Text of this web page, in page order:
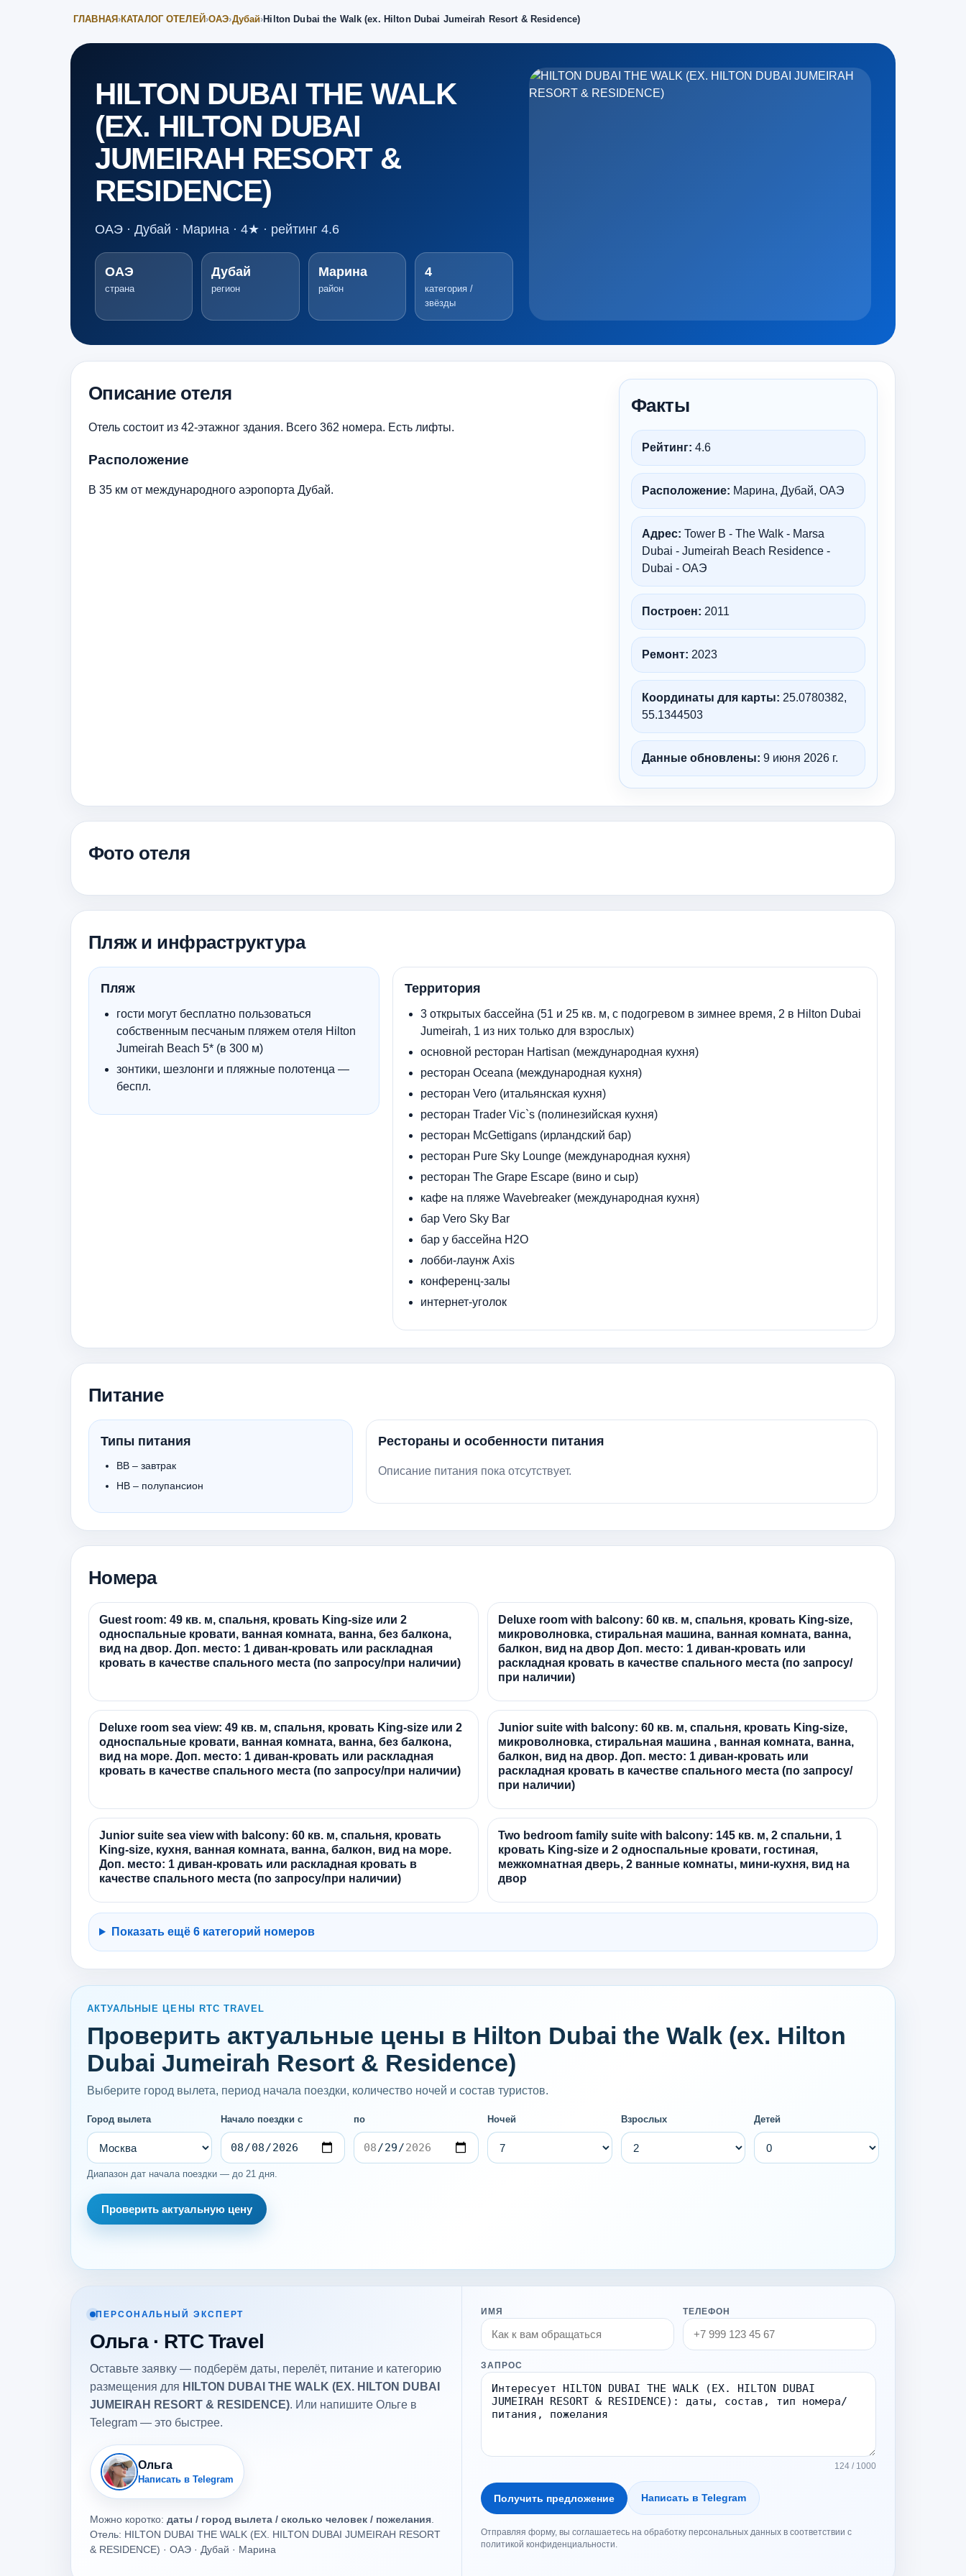
ГЛАВНАЯ ›КАТАЛОГ ОТЕЛЕЙ ›ОАЭ›Дубай›Hilton Dubai the Walk (ex. Hilton Dubai Jumeirah Resort & Residence)
HILTON DUBAI THE WALK
(EX. HILTON DUBAI
JUMEIRAH RESORT &
RESIDENCE)
ОАЭ · Дубай · Марина · 4★ · рейтинг 4.6
ОАЭ
страна
Дубай
регион
Марина
район
4
категория /
звёзды
Описание отеля
Отель состоит из 42-этажног здания. Всего 362 номера. Есть лифты.
Расположение
В 35 км от международного аэропорта Дубай.
Факты
Рейтинг: 4.6
Расположение: Марина, Дубай, ОАЭ
Адрес: Tower B - The Walk - Marsa
Dubai - Jumeirah Beach Residence -
Dubai - ОАЭ
Построен: 2011
Ремонт: 2023
Координаты для карты: 25.0780382,
55.1344503
Данные обновлены: 9 июня 2026 г.
Фото отеля
Пляж и инфраструктура
Пляж
гости могут бесплатно пользоваться
собственным песчаным пляжем отеля Hilton
Jumeirah Beach 5* (в 300 м)
зонтики, шезлонги и пляжные полотенца —
беспл.
Территория
3 открытых бассейна (51 и 25 кв. м, с подогревом в зимнее время, 2 в Hilton Dubai
Jumeirah, 1 из них только для взрослых)
основной ресторан Hartisan (международная кухня)
ресторан Oceana (международная кухня)
ресторан Vero (итальянская кухня)
ресторан Trader Vic`s (полинезийская кухня)
ресторан McGettigans (ирландский бар)
ресторан Pure Sky Lounge (международная кухня)
ресторан The Grape Escape (вино и сыр)
кафе на пляже Wavebreaker (международная кухня)
бар Vero Sky Bar
бар у бассейна H2O
лобби-лаунж Axis
конференц-залы
интернет-уголок
Питание
Типы питания
BB – завтрак
HB – полупансион
Рестораны и особенности питания
Описание питания пока отсутствует.
Номера
Guest room: 49 кв. м, спальня, кровать King-size или 2
односпальные кровати, ванная комната, ванна, без балкона,
вид на двор. Доп. место: 1 диван-кровать или раскладная
кровать в качестве спального места (по запросу/при наличии)
Deluxe room with balcony: 60 кв. м, спальня, кровать King-size,
микроволновка, стиральная машина, ванная комната, ванна,
балкон, вид на двор Доп. место: 1 диван-кровать или
раскладная кровать в качестве спального места (по запросу/
при наличии)
Deluxe room sea view: 49 кв. м, спальня, кровать King-size или 2
односпальные кровати, ванная комната, ванна, без балкона,
вид на море. Доп. место: 1 диван-кровать или раскладная
кровать в качестве спального места (по запросу/при наличии)
Junior suite with balcony: 60 кв. м, спальня, кровать King-size,
микроволновка, стиральная машина , ванная комната, ванна,
балкон, вид на двор. Доп. место: 1 диван-кровать или
раскладная кровать в качестве спального места (по запросу/
при наличии)
Junior suite sea view with balcony: 60 кв. м, спальня, кровать
King-size, кухня, ванная комната, ванна, балкон, вид на море.
Доп. место: 1 диван-кровать или раскладная кровать в
качестве спального места (по запросу/при наличии)
Two bedroom family suite with balcony: 145 кв. м, 2 спальни, 1
кровать King-size и 2 односпальные кровати, гостиная,
межкомнатная дверь, 2 ванные комнаты, мини-кухня, вид на
двор
Показать ещё 6 категорий номеров
АКТУАЛЬНЫЕ ЦЕНЫ RTC TRAVEL
Проверить актуальные цены в Hilton Dubai the Walk (ex. Hilton
Dubai Jumeirah Resort & Residence)
Выберите город вылета, период начала поездки, количество ночей и состав туристов.
Город вылета Начало поездки с по Ночей Взрослых Детей
Диапазон дат начала поездки — до 21 дня.
Проверить актуальную цену
ПЕРСОНАЛЬНЫЙ ЭКСПЕРТ
Ольга · RTC Travel
Оставьте заявку — подберём даты, перелёт, питание и категорию
размещения для HILTON DUBAI THE WALK (EX. HILTON DUBAI
JUMEIRAH RESORT & RESIDENCE). Или напишите Ольге в
Telegram — это быстрее.
Ольга
Написать в Telegram
Можно коротко: даты / город вылета / сколько человек / пожелания
Отель: HILTON DUBAI THE WALK (EX. HILTON DUBAI JUMEIRAH RESORT
& RESIDENCE) · ОАЭ · Дубай · Марина
ИМЯ ТЕЛЕФОН
ЗАПРОС
124 / 1000
Получить предложение Написать в Telegram
Отправляя форму, вы соглашаетесь на обработку персональных данных в соответствии с
политикой конфиденциальности.